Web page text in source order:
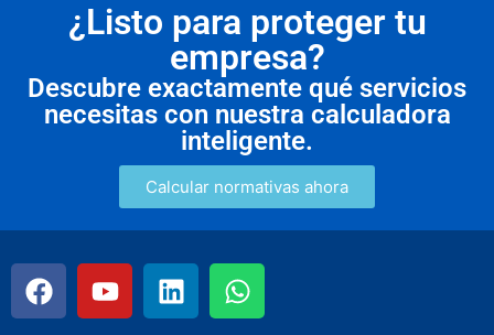
¿Listo para proteger tu
empresa?
Descubre exactamente qué servicios
necesitas con nuestra calculadora
inteligente.
Calcular normativas ahora